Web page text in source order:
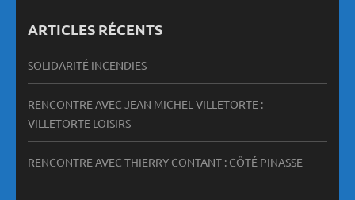
ARTICLES RÉCENTS
SOLIDARITÉ INCENDIES
RENCONTRE AVEC JEAN MICHEL VILLETORTE :
VILLETORTE LOISIRS
RENCONTRE AVEC THIERRY CONTANT : CÔTÉ PINASSE